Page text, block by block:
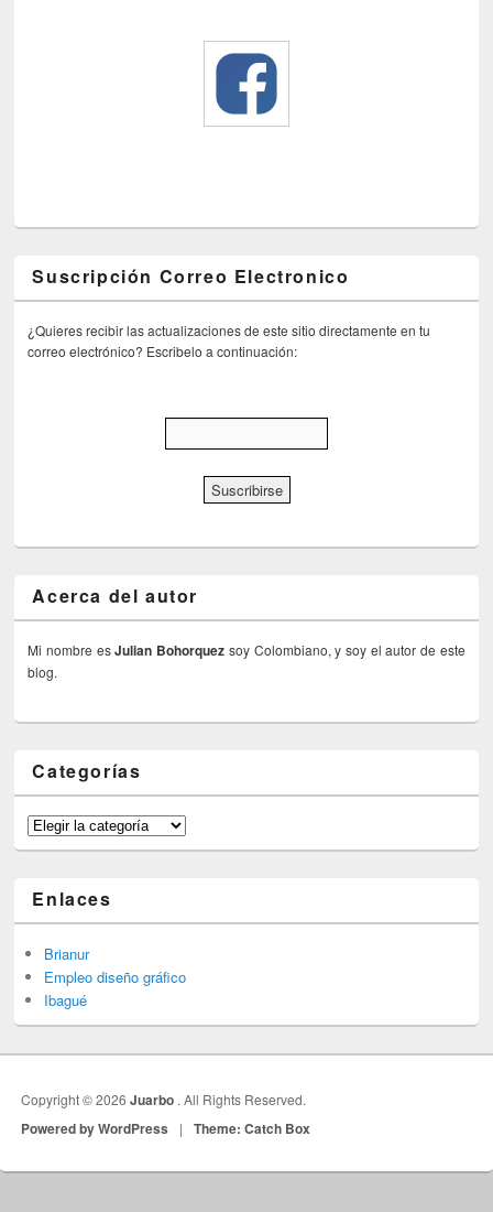
Suscripción Correo Electronico
¿Quieres recibir las actualizaciones de este sitio directamente en tu
correo electrónico? Escribelo a continuación:
Acerca del autor
Mi nombre esJulian Bohorquez soy Colombiano, y soy el autor de este
blog.
Categorías
Categorías
Enlaces
Brianur
Empleo diseño gráfico
Ibagué
Copyright © 2026Juarbo . All Rights Reserved.
Powered by WordPress | Theme: Catch Box